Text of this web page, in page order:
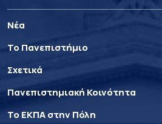
Νέα
Το Πανεπιστήμιο
Σχετικά
Πανεπιστημιακή Κοινότητα
Το ΕΚΠΑ στην Πόλη